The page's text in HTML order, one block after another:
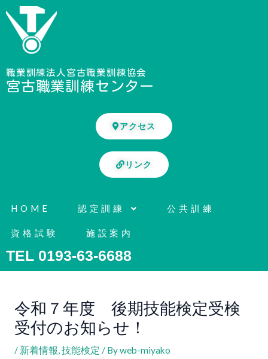
キ
ッ
職業訓練法人宮古職業訓練協会
宮古職業訓練センター
アクセス
リンク
HOME 認定訓練 公共訓練
資格試験 施設案内
TEL 0193-63-6688
令和７年度 後期技能検定受検
受付のお知らせ！
/ 新着情報 技能検定 / Byweb-miyako